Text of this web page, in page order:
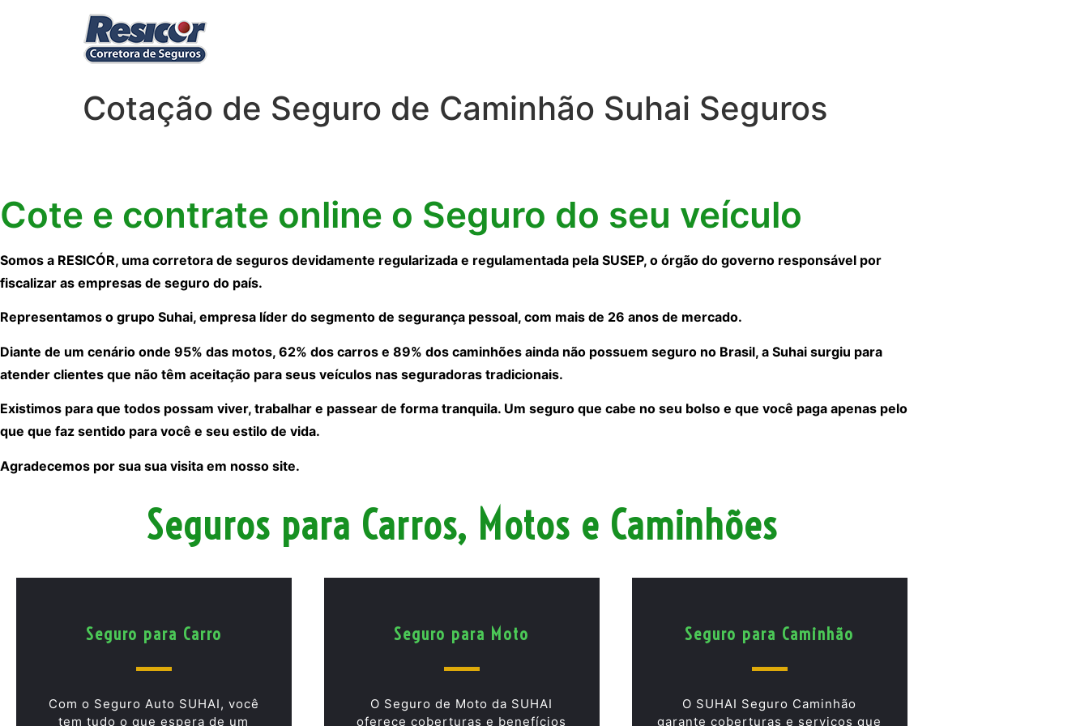
Cotação de Seguro de Caminhão Suhai Seguros
Cote e contrate online o Seguro do seu veículo
Somos a RESICÓR, uma corretora de seguros devidamente regularizada e regulamentada pela SUSEP, o órgão do governo responsável por
fiscalizar as empresas de seguro do país.
Representamos o grupo Suhai, empresa líder do segmento de segurança pessoal, com mais de 26 anos de mercado.
Diante de um cenário onde 95% das motos, 62% dos carros e 89% dos caminhões ainda não possuem seguro no Brasil, a Suhai surgiu para
atender clientes que não têm aceitação para seus veículos nas seguradoras tradicionais.
Existimos para que todos possam viver, trabalhar e passear de forma tranquila. Um seguro que cabe no seu bolso e que você paga apenas pelo
que que faz sentido para você e seu estilo de vida.
Agradecemos por sua sua visita em nosso site.
Seguros para Carros, Motos e Caminhões
Seguro para Carro
Com o Seguro Auto SUHAI, você
tem tudo o que espera de um
Seguro para Moto
O Seguro de Moto da SUHAI
oferece coberturas e benefícios
Seguro para Caminhão
O SUHAI Seguro Caminhão
garante coberturas e serviços que